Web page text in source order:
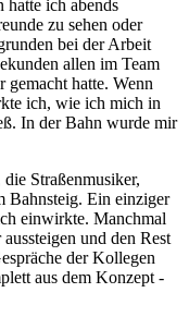
hatte ich abends
zu sehen oder
bei der Arbeit
allen im Team
gemacht hatte. Wenn
ich, wie ich mich in
In der Bahn wurde mir
Straßenmusiker,
Bahnsteig. Ein einziger
einwirkte. Manchmal
und den Rest
der Kollegen
aus dem Konzept -